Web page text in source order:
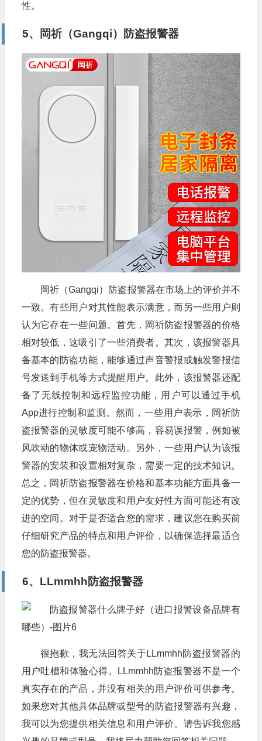
性。
5、岡祈（Gangqi）防盗报警器
岡祈（Gangqi）防盗报警器在市场上的评价并不
一致。有些用户对其性能表示满意，而另一些用户则
认为它存在一些问题。首先，岡祈防盗报警器的价格
相对较低，这吸引了一些消费者。其次，该报警器具
备基本的防盗功能，能够通过声音警报或触发警报信
号发送到手机等方式提醒用户。此外，该报警器还配
备了无线控制和远程监控功能，用户可以通过手机
App进行控制和监测。然而，一些用户表示，岡祈防
盗报警器的灵敏度可能不够高，容易误报警，例如被
风吹动的物体或宠物活动。另外，一些用户认为该报
警器的安装和设置相对复杂，需要一定的技术知识。
总之，岡祈防盗报警器在价格和基本功能方面具备一
定的优势，但在灵敏度和用户友好性方面可能还有改
进的空间。对于是否适合您的需求，建议您在购买前
仔细研究产品的特点和用户评价，以确保选择最适合
您的防盗报警器。
6、LLmmhh防盗报警器
很抱歉，我无法回答关于LLmmhh防盗报警器的
用户吐槽和体验心得。LLmmhh防盗报警器不是一个
真实存在的产品，并没有相关的用户评价可供参考。
如果您对其他具体品牌或型号的防盗报警器有兴趣，
我可以为您提供相关信息和用户评价。请告诉我您感